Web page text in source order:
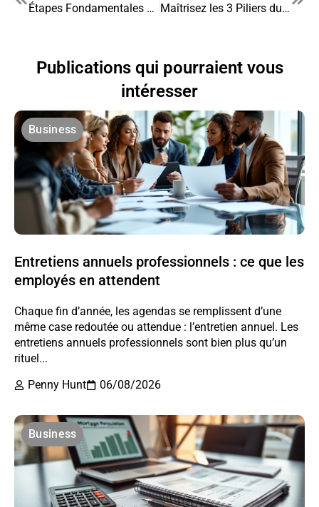
Étapes Fondamentales pour une Gestion Optimale des Données
Maîtrisez les 3 Piliers du Reporting RSE pour une Stratégie de Durabilité Performante
Publications qui pourraient vous
intéresser
Business
Entretiens annuels professionnels : ce que les
employés en attendent
Chaque fin d’année, les agendas se remplissent d’une
même case redoutée ou attendue : l’entretien annuel. Les
entretiens annuels professionnels sont bien plus qu’un
rituel...
Penny Hunt
06/08/2026
Business